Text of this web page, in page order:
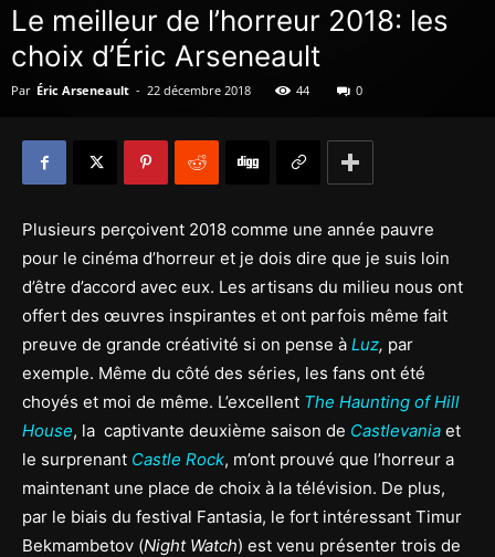
Le meilleur de l’horreur 2018: les
choix d’Éric Arseneault
Par Éric Arseneault - 22 décembre 2018 44 0
Plusieurs perçoivent 2018 comme une année pauvre
pour le cinéma d’horreur et je dois dire que je suis loin
d’être d’accord avec eux. Les artisans du milieu nous ont
offert des œuvres inspirantes et ont parfois même fait
preuve de grande créativité si on pense à Luz, par
exemple. Même du côté des séries, les fans ont été
choyés et moi de même. L’excellent The Haunting of Hill
House, la captivante deuxième saison de Castlevania et
le surprenant Castle Rock, m’ont prouvé que l’horreur a
maintenant une place de choix à la télévision. De plus,
par le biais du festival Fantasia, le fort intéressant Timur
Bekmambetov (Night Watch) est venu présenter trois de